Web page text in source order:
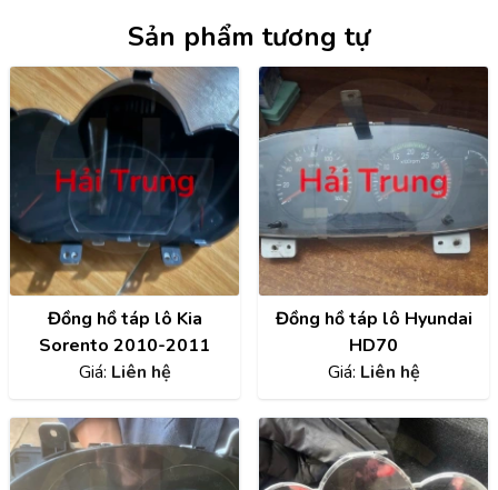
Sản phẩm tương tự
Đồng hồ táp lô Kia
Sorento 2010-2011
Giá: Liên hệ
Đồng hồ táp lô Hyundai
HD70
Giá: Liên hệ